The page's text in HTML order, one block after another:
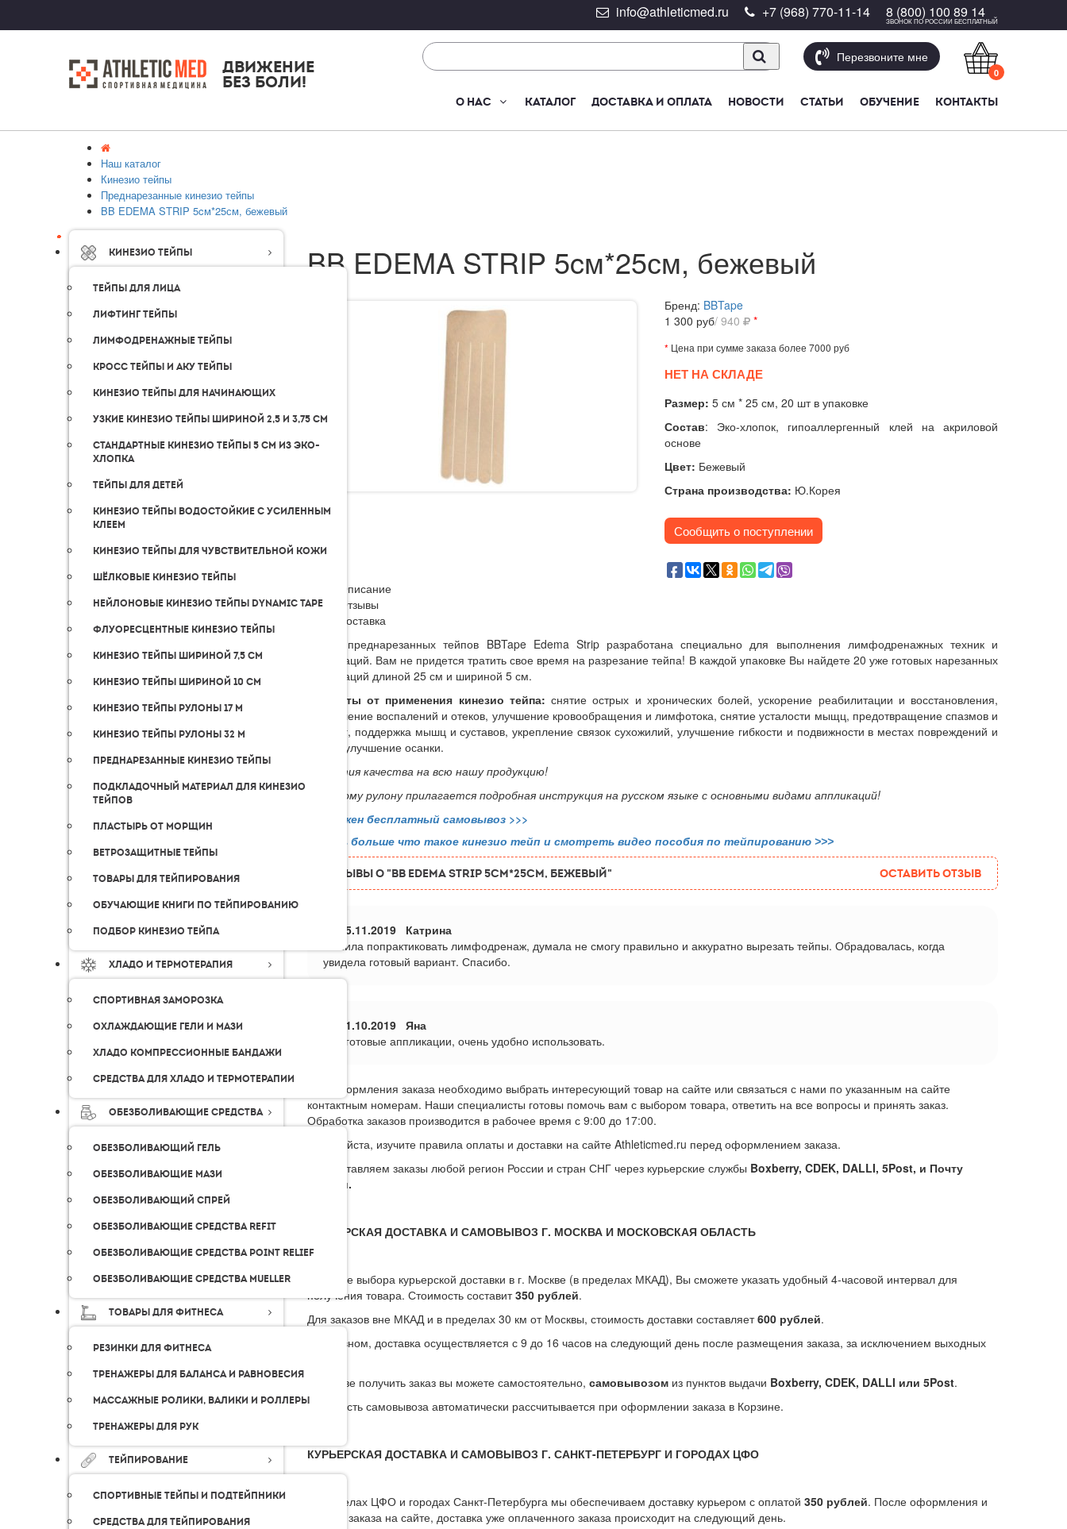
info@athleticmed.ru +7 (968) 770-11-14 8 (800) 100 89 14
ЗВОНОК ПО РОССИИ БЕСПЛАТНЫЙ
ДВИЖЕНИЕ
БЕЗ БОЛИ!
Перезвоните мне
0
О НАС КАТАЛОГ ДОСТАВКА И ОПЛАТА НОВОСТИ СТАТЬИ ОБУЧЕНИЕ КОНТАКТЫ
Наш каталог
Кинезио тейпы
Преднарезанные кинезио тейпы
BB EDEMA STRIP 5cм*25см, бежевый
BB EDEMA STRIP 5cм*25см, бежевый
Бренд: BBTape
1 300 руб/ 940 *
* Цена при сумме заказа более 7000 руб
НЕТ НА СКЛАДЕ
Размер: 5 см * 25 см, 20 шт в упаковке
Состав: Эко-хлопок, гипоаллергенный клей на акриловой
основе
Цвет: Бежевый
Страна производства: Ю.Корея
Сообщить о поступлении
Описание
Отзывы
Доставка
Серия преднарезанных тейпов BBTape Edema Strip разработана специально для выполнения лимфодренажных техник и
аппликаций. Вам не придется тратить свое время на разрезание тейпа! В каждой упаковке Вы найдете 20 уже готовых нарезанных
аппликаций длиной 25 см и шириной 5 см.
Эффекты от применения кинезио тейпа: снятие острых и хронических болей, ускорение реабилитации и восстановления,
уменьшение воспалений и отеков, улучшение кровообращения и лимфотока, снятие усталости мыщц, предотвращение спазмов и
судорог, поддержка мышц и суставов, укрепление связок сухожилий, улучшение гибкости и подвижности в местах повреждений и
травм, улучшение осанки.
Гарантия качества на всю нашу продукцию!
К каждому рулону прилагается подробная инструкция на русском языке с основными видами аппликаций!
Возможен бесплатный самовывоз >>>
Узнать больше что такое кинезио тейп и смотреть видео пособия по тейпированию >>>
ОТЗЫВЫ О "BB EDEMA STRIP 5cм*25см, бежевый" Оставить отзыв
05.11.2019 Катрина
Решила попрактиковать лимфодренаж, думала не смогу правильно и аккуратно вырезать тейпы. Обрадовалась, когда
увидела готовый вариант. Спасибо.
31.10.2019 Яна
уже готовые аппликации, очень удобно использовать.
Для оформления заказа необходимо выбрать интересующий товар на сайте или связаться с нами по указанным на сайте
контактным номерам. Наши специалисты готовы помочь вам с выбором товара, ответить на все вопросы и принять заказ.
Обработка заказов производится в рабочее время с 9:00 до 17:00.
Пожалуйста, изучите правила оплаты и доставки на сайте Athleticmed.ru перед оформлением заказа.
Мы доставляем заказы любой регион России и стран СНГ через курьерские службы Boxberry, CDEK, DALLI, 5Post, и Почту
России.
КУРЬЕРСКАЯ ДОСТАВКА И САМОВЫВОЗ Г. МОСКВА И МОСКОВСКАЯ ОБЛАСТЬ
В случае выбора курьерской доставки в г. Москве (в пределах МКАД), Вы сможете указать удобный 4-часовой интервал для
получения товара. Стоимость составит350 рублей.
Для заказов вне МКАД и в пределах 30 км от Москвы, стоимость доставки составляет600 рублей.
В основном, доставка осуществляется с 9 до 16 часов на следующий день после размещения заказа, за исключением выходных
В Москве получить заказ вы можете самостоятельно, самовывозом из пунктов выдачи Boxberry, CDEK, DALLI или 5Post.
Стоимость самовывоза автоматически рассчитывается при оформлении заказа в Корзине.
КУРЬЕРСКАЯ ДОСТАВКА И САМОВЫВОЗ Г. САНКТ-ПЕТЕРБУРГ И ГОРОДАХ ЦФО
В пределах ЦФО и городах Санкт-Петербурга мы обеспечиваем доставку курьером с оплатой 350 рублей. После оформления и
оплаты заказа на сайте, доставка уже оплаченного заказа происходит на следующий день.
Кинезио тейпы
Тейпы для лица
Лифтинг тейпы
Лимфодренажные тейпы
Кросс тейпы и аку тейпы
Кинезио тейпы для начинающих
Узкие кинезио тейпы шириной 2,5 и 3,75 см
Стандартные кинезио тейпы 5 см из эко-
хлопка
Тейпы для детей
Кинезио тейпы водостойкие с усиленным
клеем
Кинезио тейпы для чувствительной кожи
Шёлковые кинезио тейпы
Нейлоновые кинезио тейпы Dynamic Tape
Флуоресцентные кинезио тейпы
Кинезио тейпы шириной 7,5 cм
Кинезио тейпы шириной 10 см
Кинезио тейпы рулоны 17 м
Кинезио тейпы рулоны 32 м
Преднарезанные кинезио тейпы
Подкладочный материал для кинезио
тейпов
Пластырь от морщин
Ветрозащитные тейпы
Товары для тейпирования
Обучающие книги по тейпированию
Подбор кинезио тейпа
Хладо и термотерапия
Спортивная заморозка
Охлаждающие гели и мази
Хладо компрессионные бандажи
Средства для хладо и термотерапии
Обезболивающие средства
Обезболивающий гель
Обезболивающие мази
Обезболивающий спрей
Обезболивающие средства Refit
Обезболивающие средства Point Relief
Обезболивающие средства Mueller
Товары для фитнеса
Резинки для фитнеса
Тренажеры для баланса и равновесия
Массажные ролики, валики и роллеры
Тренажеры для рук
Тейпирование
Спортивные тейпы и подтейпники
Средства для тейпирования